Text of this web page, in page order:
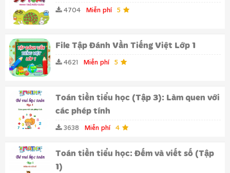
4704 Miễn phí 5
File Tập Đánh Vần Tiếng Việt Lớp 1
4621 Miễn phí 5
Toán tiền tiểu học (Tập 3): Làm quen với
các phép tính
3638 Miễn phí 4
Toán tiền tiểu học: Đếm và viết số (Tập
1)